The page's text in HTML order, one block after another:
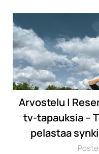
Arvostelu |
tv-tapauksia –
pelastaa